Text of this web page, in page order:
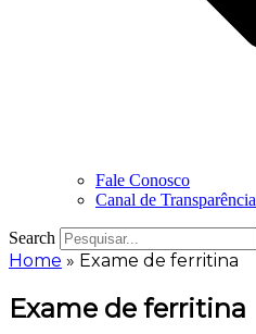
Fale Conosco
Canal de Transparência
Search
Home » Exame de ferritina
Exame de ferritina